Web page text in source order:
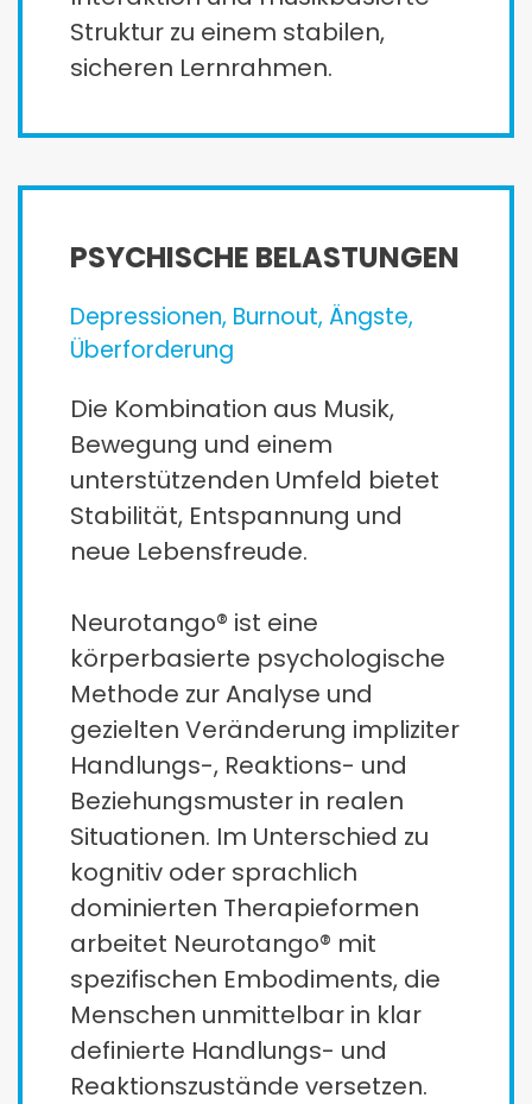
Struktur zu einem stabilen,
sicheren Lernrahmen.
PSYCHISCHE BELASTUNGEN
Depressionen, Burnout, Ängste,
Überforderung
Die Kombination aus Musik,
Bewegung und einem
unterstützenden Umfeld bietet
Stabilität, Entspannung und
neue Lebensfreude.
Neurotango® ist eine
körperbasierte psychologische
Methode zur Analyse und
gezielten Veränderung impliziter
Handlungs-, Reaktions- und
Beziehungsmuster in realen
Situationen. Im Unterschied zu
kognitiv oder sprachlich
dominierten Therapieformen
arbeitet Neurotango® mit
spezifischen Embodiments, die
Menschen unmittelbar in klar
definierte Handlungs- und
Reaktionszustände versetzen.